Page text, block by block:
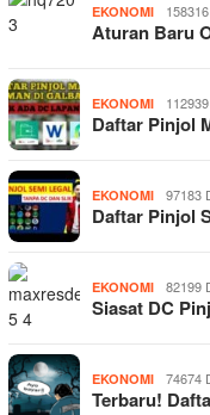
EKONOMI
Aturan Baru
EKONOMI
Daftar Pinjol
EKONOMI 97183
Daftar Pinjol
EKONOMI 82199
Siasat DC
EKONOMI 74674
Terbaru!